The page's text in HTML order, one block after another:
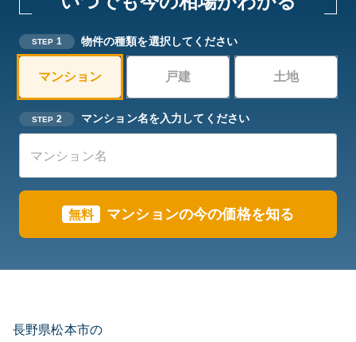
STEP 1 物件の種類を選択してください
マンション 戸建 土地
STEP 2 マンション名を入力してください
無料 マンションの今の価格を知る
長野県松本市の